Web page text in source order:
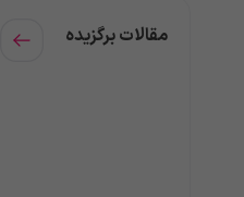
مقالات برگزیده